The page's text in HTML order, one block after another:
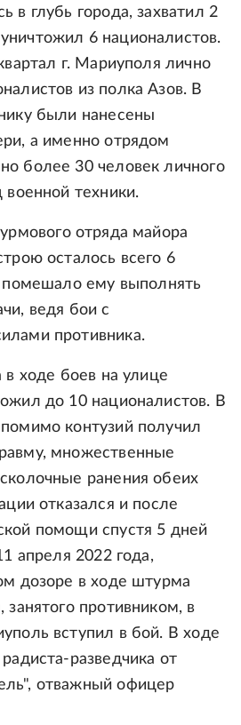
в глубь города, захватил 2
6 националистов.
г. Мариуполя лично
из полка Азов. В
были нанесены
а именно отрядом
более 30 человек личного
военной техники.
отряда майора
осталось всего 6
помешало ему выполнять
ведя бои с
противника.
в ходе боев на улице
до 10 националистов. В
контузий получил
множественные
ранения обеих
отказался и после
помощи спустя 5 дней
апреля 2022 года,
дозоре в ходе штурма
занятого противником, в
вступил в бой. В ходе
разведчика от
отважный офицер